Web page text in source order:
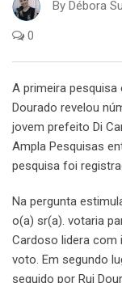
By Débora
0
A primeira
Dourado revelou
jovem prefeito Di
Ampla Pesquisas
pesquisa foi
Na pergunta
o(a) sr(a). votaria
Cardoso lidera com
voto. Em segundo
seguido por Rui